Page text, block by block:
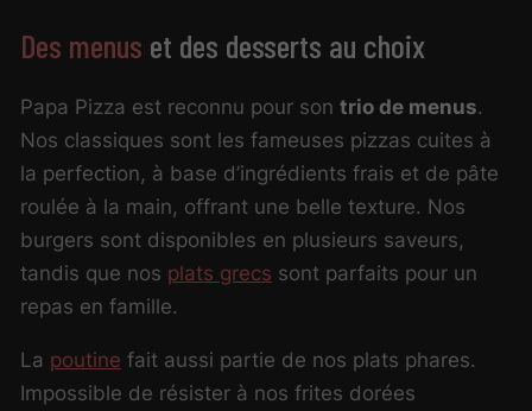
Des menus et des desserts au choix
Papa Pizza est reconnu pour sontrio de menus.
Nos classiques sont les fameuses pizzas cuites à
la perfection, à base d’ingrédients frais et de pâte
roulée à la main, offrant une belle texture. Nos
burgers sont disponibles en plusieurs saveurs,
tandis que nos plats grecs sont parfaits pour un
repas en famille.
La poutine fait aussi partie de nos plats phares.
Impossible de résister à nos frites dorées